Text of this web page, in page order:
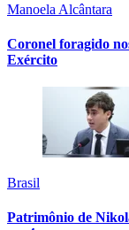
Manoela Alcântara
Coronel foragido
Exército
Brasil
Patrimônio de